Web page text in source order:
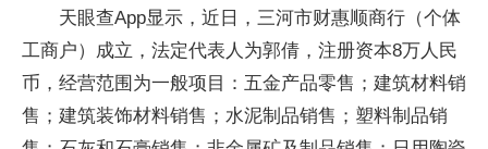
天眼查App显示，近日，三河市财惠顺商行（个体
工商户）成立，法定代表人为郭倩，注册资本8万人民
币，经营范围为一般项目：五金产品零售；建筑材料销
售；建筑装饰材料销售；水泥制品销售；塑料制品销